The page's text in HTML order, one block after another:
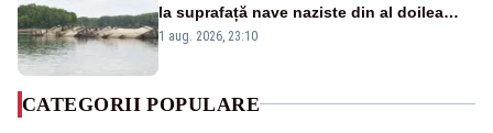
la suprafață nave naziste din al doilea
război mondial
1 aug. 2026, 23:10
CATEGORII POPULARE